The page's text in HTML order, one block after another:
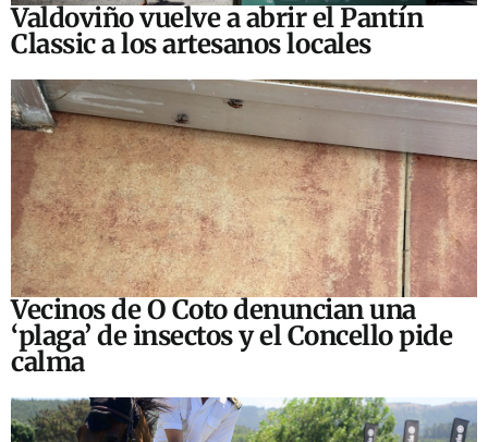
Valdoviño vuelve a abrir el Pantín
Classic a los artesanos locales
Vecinos de O Coto denuncian una
‘plaga’ de insectos y el Concello pide
calma